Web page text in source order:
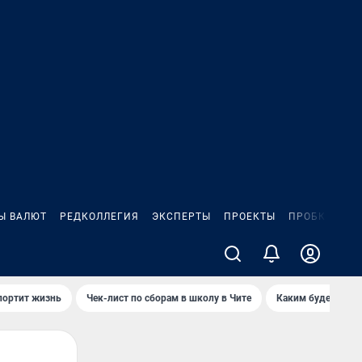
ВАЛЮТ РЕДКОЛЛЕГИЯ ЭКСПЕРТЫ ПРОЕКТЫ ПРОБКИ
жизнь Чек-лист по сборам в школу в Чите Каким будет